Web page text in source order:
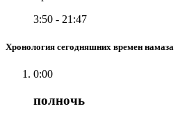
3:50 - 21:47
Хронология сегодняшних времен намаза
0:00
полночь